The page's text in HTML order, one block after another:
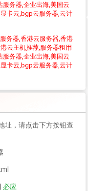
服务器,企业出海,美国云
卡云,bgp云服务器,云计
务器,香港云服务器,香港
云主机推荐,服务器租用
服务器,企业出海,美国云
卡云,bgp云服务器,云计
址，请点击下方按钮查
必应